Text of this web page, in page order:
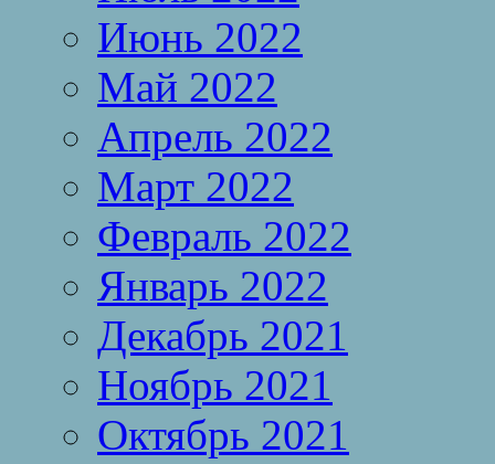
Июнь 2022
Май 2022
Апрель 2022
Март 2022
Февраль 2022
Январь 2022
Декабрь 2021
Ноябрь 2021
Октябрь 2021